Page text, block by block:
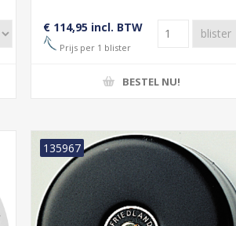
€ 114,95 incl. BTW
Prijs per 1 blister
BESTEL NU!
135967